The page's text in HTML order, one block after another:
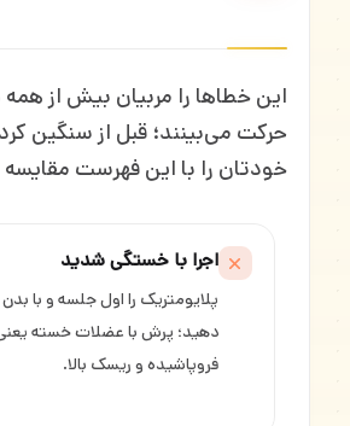
این خطاها را مربیان بیش از همه
حرکت می‌بینند؛ قبل از سنگین
خودتان را با این فهرست مقایسه
اجرا با خستگی شدید
پلایومتریک را اول جلسه و با بدن
دهید؛ پرش با عضلات خسته
فروپاشیده و ریسک بالا.